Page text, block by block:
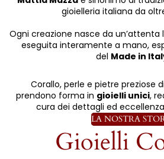
gioielleria italiana da
Ogni creazione nasce da un’attenta
eseguita interamente a mano,
del Made in
Corallo, perle e pietre preziose
prendono forma in gioielli unici,
cura dei dettagli ed
LA NOSTRA
Gioielli